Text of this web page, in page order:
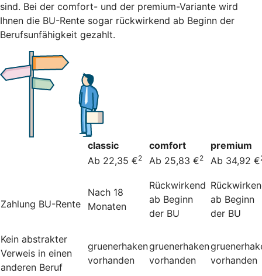
sind. Bei der comfort- und der premium-Variante wird
Ihnen die BU-Rente sogar rückwirkend ab Beginn der
Berufsunfähigkeit gezahlt.
classic comfort
premium
Ab 22,35 €2 Ab 25,83 €2 Ab 34,92 €
Zahlung BU-Rente
Nach 18
Monaten
Rückwirkend
ab Beginn
der BU
ab Beginn
der BU
Kein abstrakter
Verweis in einen
anderen Beruf
gruenerhaken
vorhanden
gruenerhaken
vorhanden
vorhanden